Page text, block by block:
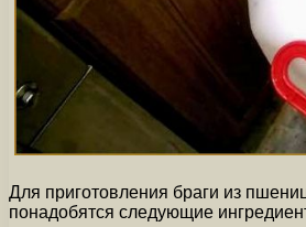
Для приготовления браги из
понадобятся следующие